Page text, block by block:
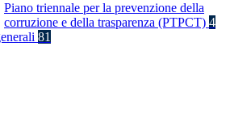
Piano triennale per la prevenzione della
corruzione e della trasparenza (PTPCT) 4
81